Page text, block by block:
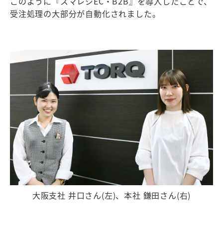
受注処理の大部分が自動化されました。
大阪支社 井口さん(左)、本社 鎌田さん(右)